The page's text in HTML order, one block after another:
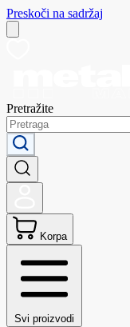
Preskoči na sadržaj
Pretražite
Korpa
Svi proizvodi